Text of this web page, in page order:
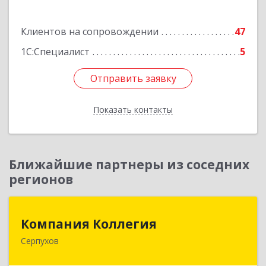
Клиентов на сопровождении
47
1С:Специалист
5
Отправить заявку
Показать контакты
Отправить заявку
Назад
Ближайшие партнеры из соседних
регионов
Компания Коллегия
Серпухов
142211, Московская обл, Серпухов г, Оборонная